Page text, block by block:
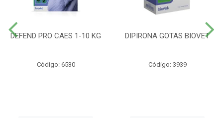
DEFEND PRO CAES 1-10 KG
Código: 6530
DIPIRONA GOTAS BIOVET
Código: 3939